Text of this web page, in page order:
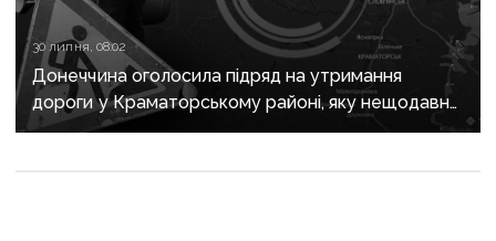
30 липня, 08:02
Донеччина оголосила підряд на утримання
дороги у Краматорському районі, яку нещодавно
вже ремонтували